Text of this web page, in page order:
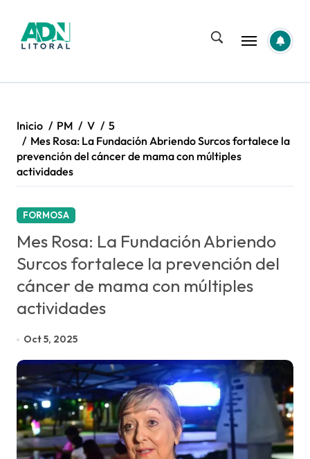
contenido
Inicio PM V
5
Mes Rosa: La Fundación Abriendo Surcos fortalece la
prevención del cáncer de mama con múltiples
actividades
FORMOSA
Mes Rosa: La Fundación Abriendo
Surcos fortalece la prevención del
cáncer de mama con múltiples
actividades
Oct 5, 2025